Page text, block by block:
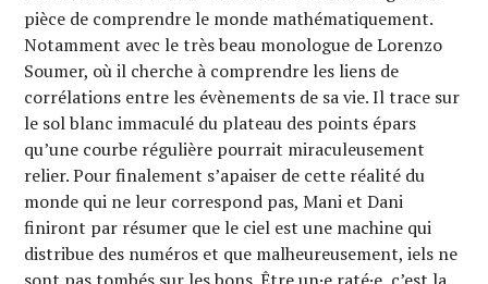
pièce de comprendre le monde mathématiquement.
Notamment avec le très beau monologue de Lorenzo
Soumer, où il cherche à comprendre les liens de
corrélations entre les évènements de sa vie. Il trace sur
le sol blanc immaculé du plateau des points épars
qu’une courbe régulière pourrait miraculeusement
relier. Pour finalement s’apaiser de cette réalité du
monde qui ne leur correspond pas, Mani et Dani
finiront par résumer que le ciel est une machine qui
distribue des numéros et que malheureusement, iels ne